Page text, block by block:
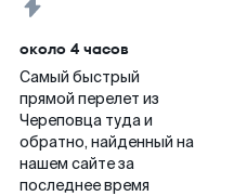
около 4 часов
Самый быстрый
прямой перелет из
Череповца туда и
обратно, найденный на
нашем сайте за
последнее время